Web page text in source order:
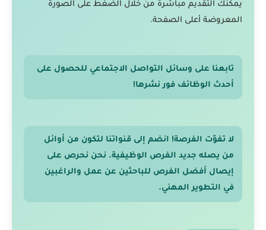
يمكنك التقديم مباشرةً من خلال الضغط على الصورة
المعروضة أعلى الصفحة.
تابعنا على وسائل التواصل الاجتماعي للحصول على
أحدث الوظائف فور نشرها!
لا تفوّت الفرصة! انضم إلى قنواتنا لتكون من أوائل
من يصله جديد الفرص الوظيفية. نحن نحرص على
إيصال أفضل الفرص للباحثين عن عمل والراغبين
في التطوير المهني.